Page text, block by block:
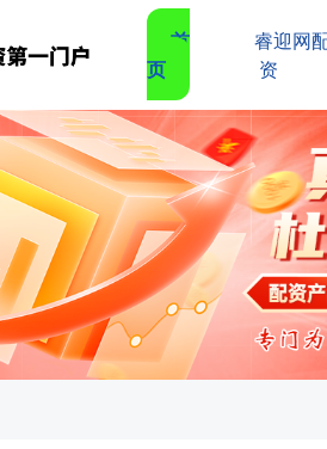
首
页
睿迎网
资